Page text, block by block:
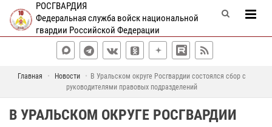
РОСГВАРДИЯ
Федеральная служба войск национальной
гвардии Российской Федерации
Главная Новости
В Уральском округе Росгвардии состоялся сбор с
руководителями правовых подразделений
В УРАЛЬСКОМ ОКРУГЕ РОСГВАРДИИ